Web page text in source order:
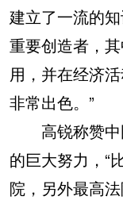
建立了一流的
重要创造者，
用，并在经济
非常出色。”
高锐称赞中
的巨大努力，“
院，另外最高